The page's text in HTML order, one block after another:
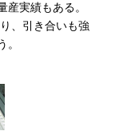
実績もある。
、引き合いも強